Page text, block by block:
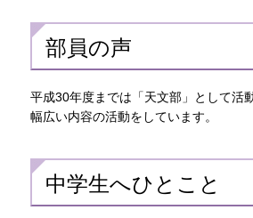
部員の声
平成30年度までは「天文部」として活
幅広い内容の活動をしています。
中学生へひとこと